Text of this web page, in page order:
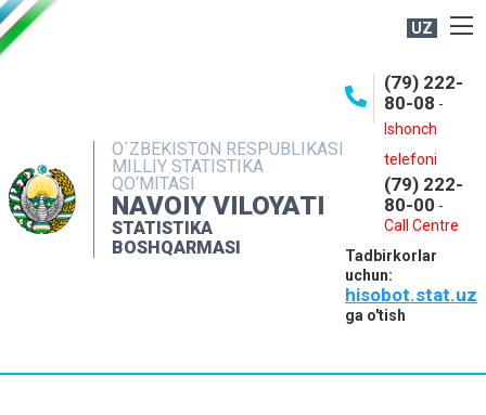
UZ
O`ZBEKISTON RESPUBLIKASI
MILLIY STATISTIKA
QO‘MITASI
NAVOIY VILOYATI
STATISTIKA
BOSHQARMASI
(79) 222-
80-08 -
Ishonch
telefoni
(79) 222-
80-00 -
Call Centre
Tadbirkorlar
uchun:
hisobot.stat.uz
ga o'tish
OCHIQ MA'LUMOTLAR
INTERAKTIV XIZMATLAR
MUROJAATLAR